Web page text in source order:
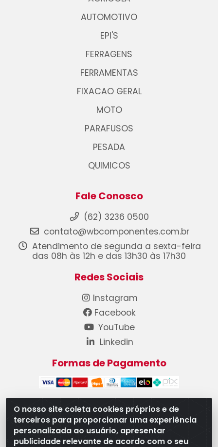
O nosso site coleta cookies próprios e de
terceiros para proporcionar uma experiência
personalizada ao usuário, apresentar
publicidade relevante de acordo com o seu
AUTOMOTIVO
EPI'S
FERRAGENS
FERRAMENTAS
FIXACAO GERAL
MOTO
PARAFUSOS
PESADA
QUIMICOS
Fale Conosco
(62) 3236 0500
contato@wbcomponentes.com.br
Atendimento de segunda a sexta-feira
das 08h às 12h e das 13h30 às 17h30
Redes Sociais
Instagram
Facebook
YouTube
Linkedin
Formas de Pagamento
WB Componentes Automotivos LTDA - CNPJ
08.528.393/0001-12 - Rua do Níquel, 667 - Parque
Oeste Industrial, Goiânia/GO - CEP 74375-660